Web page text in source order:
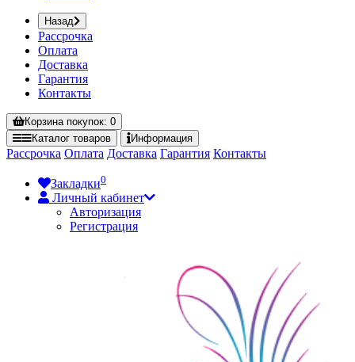
Назад
Рассрочка
Оплата
Доставка
Гарантия
Контакты
Корзинапокупок: 0
Каталог товаров Информация
Рассрочка Оплата Доставка Гарантия Контакты
Закладки0
Личный кабинет
Авторизация
Регистрация